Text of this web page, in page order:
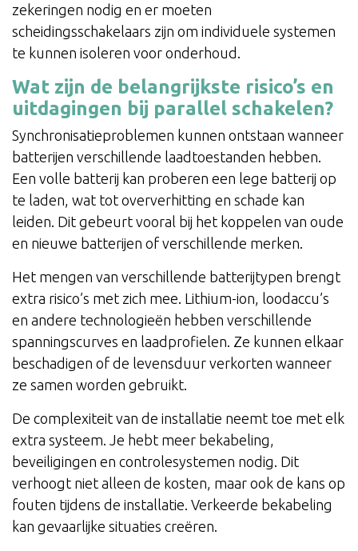
zekeringen nodig en er moeten
scheidingsschakelaars zijn om individuele systemen
te kunnen isoleren voor onderhoud.
Wat zijn de belangrijkste risico’s en
uitdagingen bij parallel schakelen?
Synchronisatieproblemen kunnen ontstaan wanneer
batterijen verschillende laadtoestanden hebben.
Een volle batterij kan proberen een lege batterij op
te laden, wat tot oververhitting en schade kan
leiden. Dit gebeurt vooral bij het koppelen van oude
en nieuwe batterijen of verschillende merken.
Het mengen van verschillende batterijtypen brengt
extra risico’s met zich mee. Lithium-ion, loodaccu’s
en andere technologieën hebben verschillende
spanningscurves en laadprofielen. Ze kunnen elkaar
beschadigen of de levensduur verkorten wanneer
ze samen worden gebruikt.
De complexiteit van de installatie neemt toe met elk
extra systeem. Je hebt meer bekabeling,
beveiligingen en controlesystemen nodig. Dit
verhoogt niet alleen de kosten, maar ook de kans op
fouten tijdens de installatie. Verkeerde bekabeling
kan gevaarlijke situaties creëren.